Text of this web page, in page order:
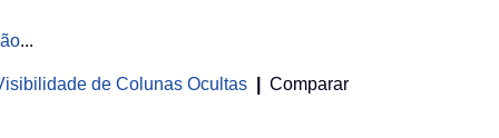
...
de Colunas Ocultas Comparar